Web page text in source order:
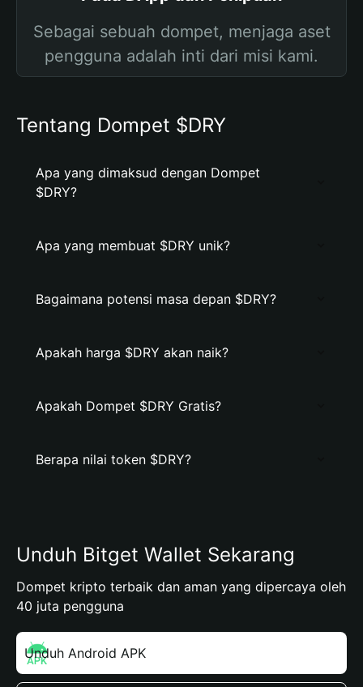
Sebagai sebuah dompet, menjaga aset
pengguna adalah inti dari misi kami.
Tentang Dompet $DRY
Apa yang dimaksud dengan Dompet
$DRY?
Apa yang membuat $DRY unik?
Bagaimana potensi masa depan $DRY?
Apakah harga $DRY akan naik?
Apakah Dompet $DRY Gratis?
Berapa nilai token $DRY?
Unduh Bitget Wallet Sekarang
Dompet kripto terbaik dan aman yang dipercaya oleh
40 juta pengguna
Unduh Android APK